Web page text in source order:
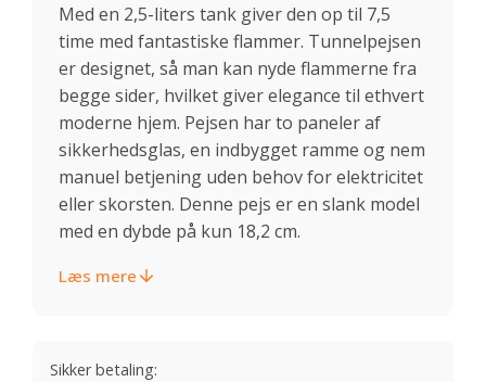
Med en 2,5-liters tank giver den op til 7,5
time med fantastiske flammer. Tunnelpejsen
er designet, så man kan nyde flammerne fra
begge sider, hvilket giver elegance til ethvert
moderne hjem. Pejsen har to paneler af
sikkerhedsglas, en indbygget ramme og nem
manuel betjening uden behov for elektricitet
eller skorsten. Denne pejs er en slank model
med en dybde på kun 18,2 cm.
Læs mere
Sikker betaling: